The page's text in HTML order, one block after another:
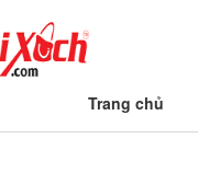
Trang chủ